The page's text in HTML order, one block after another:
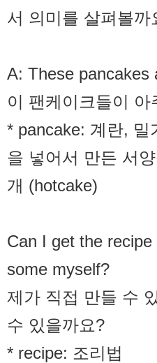
서 의미를 살펴볼까
A: These pancakes
이 팬케이크들이 아
* pancake: 계란, 밀
을 넣어서 만든 서
개 (hotcake)
Can I get the
some myself?
제가 직접 만들 수
수 있을까요?
* recipe: 조리법